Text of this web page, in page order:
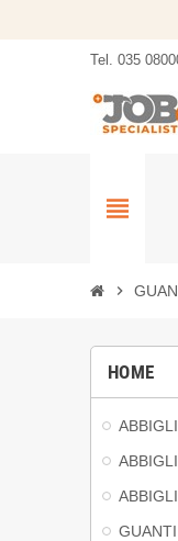
Tel. 035
view_headline
chevron_right
HOME
GUANTI